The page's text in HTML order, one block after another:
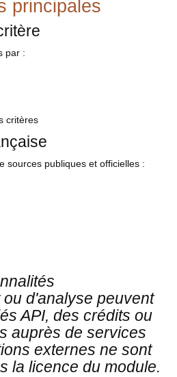
principales
par :
critères
sources publiques et officielles :
d'analyse peuvent
API, des crédits ou
auprès de services
externes ne sont
la licence du module.